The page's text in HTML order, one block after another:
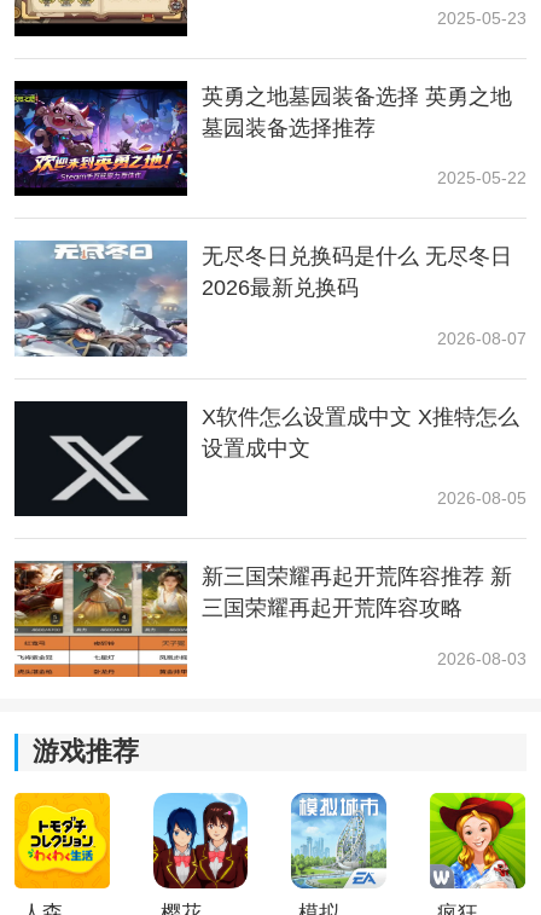
核心技能：雷拳（破盾利器），机甲喷火（开场削血，
切换形态后持续压制）。
宠物推荐：火鸟（提供持续伤害，在关键时刻辅助压血
击杀），星级越高，效果越好。
三、角色推荐
亡灵术士：召唤物吸引仇恨，分担伤害。
修女：提供团队回血，适合容错率要求高的新手阵容。
四、战斗技巧
1、开场使用机甲喷火快速削弱甲虫血量。
2、利用章鱼戒指或雷拳技能迅速击破护盾。
3、护盾破除后立即切换至高爆发武器集中输出。
2025-05-23
英勇之地墓园装备选择 英勇之地
墓园装备选择推荐
2025-05-22
无尽冬日兑换码是什么 无尽冬日
2026最新兑换码
2026-08-07
X软件怎么设置成中文 X推特怎么
设置成中文
2026-08-05
新三国荣耀再起开荒阵容推荐 新
三国荣耀再起开荒阵容攻略
2026-08-03
游戏推荐